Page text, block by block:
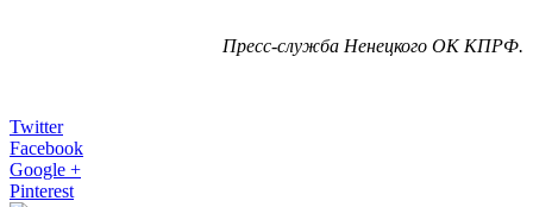
Пресс-служба Ненецкого ОК КПРФ.
Twitter
Facebook
Google +
Pinterest